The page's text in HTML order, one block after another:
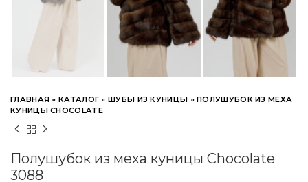
ГЛАВНАЯ »КАТАЛОГ »ШУБЫ ИЗ КУНИЦЫ »ПОЛУШУБОК ИЗ МЕХА
КУНИЦЫ CHOCOLATE
Полушубок из меха куницы Chocolate
3088